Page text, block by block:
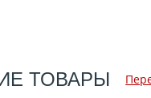
ТОВАРЫ